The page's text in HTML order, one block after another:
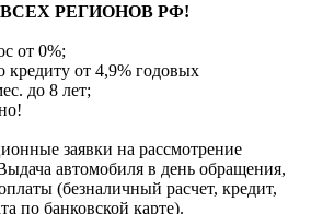
РЕГИОНОВ РФ!
от 0%;
кредиту от 4,9% годовых
до 8 лет;
заявки на рассмотрение
автомобиля в день обращения,
(безналичный расчет, кредит,
по банковской карте).